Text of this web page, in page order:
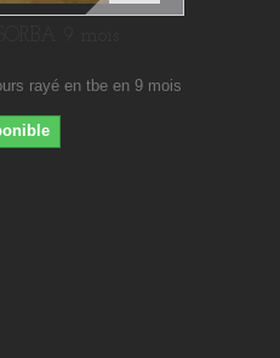
rayé en tbe en 9 mois